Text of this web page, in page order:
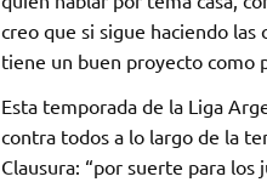
creo que si sigue haciendo las
tiene un buen proyecto como
Esta temporada de la Liga
contra todos a lo largo de la
Clausura: “por suerte para